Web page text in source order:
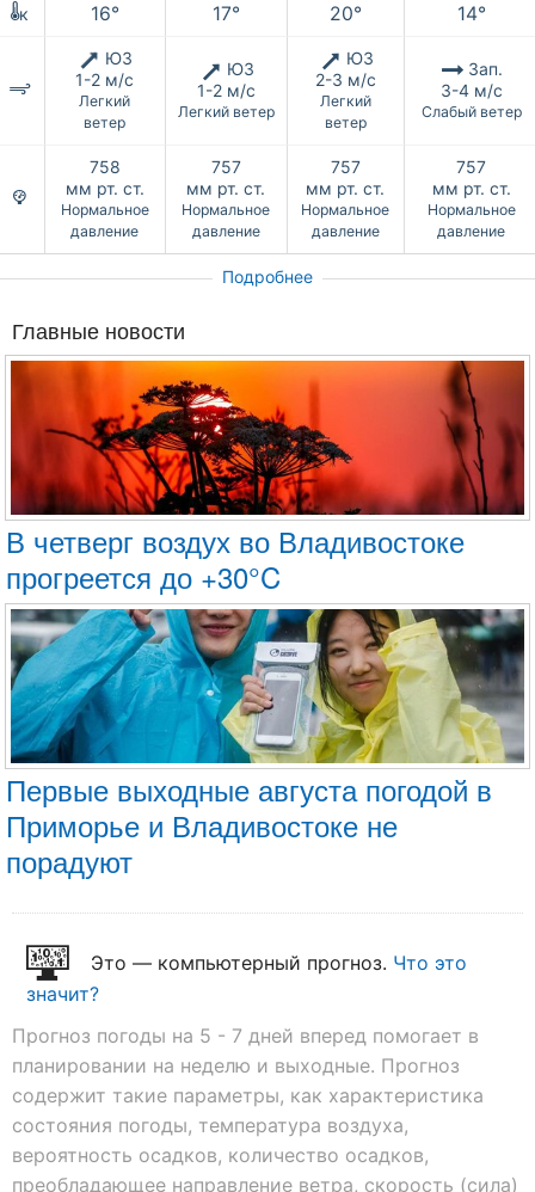
к 16° 17° 20° 14°
ЮЗ
1-2 м/с
Легкий
ветер
ЮЗ
1-2 м/с
Легкий ветер
ЮЗ
2-3 м/с
Легкий
ветер
Зап.
3-4 м/с
Слабый ветер
758
мм рт. ст.
Нормальное
давление
757
мм рт. ст.
Нормальное
давление
757
мм рт. ст.
Нормальное
давление
757
мм рт. ст.
Нормальное
давление
Подробнее
Главные новости
В четверг воздух во Владивостоке
прогреется до +30°C
Первые выходные августа погодой в
Приморье и Владивостоке не
порадуют
Это — компьютерный прогноз. Что это
значит?
Прогноз погоды на 5 - 7 дней вперед помогает в
планировании на неделю и выходные. Прогноз
содержит такие параметры, как характеристика
состояния погоды, температура воздуха,
вероятность осадков, количество осадков,
преобладающее направление ветра, скорость (сила)